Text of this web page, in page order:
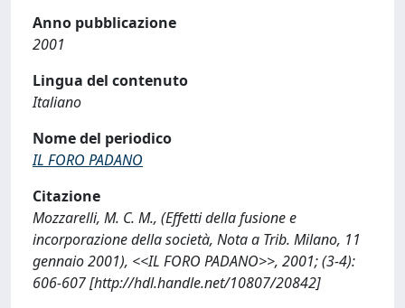
Anno pubblicazione
2001
Lingua del contenuto
Italiano
Nome del periodico
IL FORO PADANO
Citazione
Mozzarelli, M. C. M., (Effetti della fusione e
incorporazione della società, Nota a Trib. Milano, 11
gennaio 2001), <<IL FORO PADANO>>, 2001; (3-4):
606-607 [http://hdl.handle.net/10807/20842]